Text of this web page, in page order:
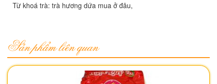
Từ khoá trà: trà hương dứa mua ở đâu,
Sản phẩm liên quan